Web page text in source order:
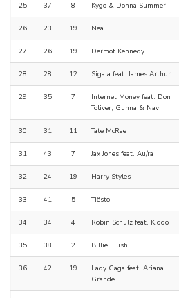
25 37 8 Kygo & Donna Summer
26 23 19 Nea
27 26 19 Dermot Kennedy
28 28 12 Sigala feat. James Arthur
29 35 7
Internet Money feat. Don
Toliver, Gunna & Nav
30 31 11 Tate McRae
31 43 7 Jax Jones feat. Au/ra
32 24 19 Harry Styles
33 41 5 Tiësto
34 34 4 Robin Schulz feat. Kiddo
35 38 2 Billie Eilish
36 42 19
Lady Gaga feat. Ariana
Grande